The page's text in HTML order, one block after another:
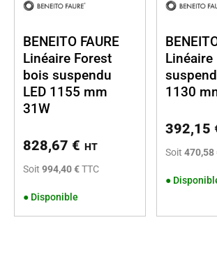
BENEITO FAURE
Linéaire Forest
bois suspendu
LED 1155 mm
31W
828,67 € HT
Soit 994,40 €TTC
● Disponible
1130
392,15
Soit 470,58
●